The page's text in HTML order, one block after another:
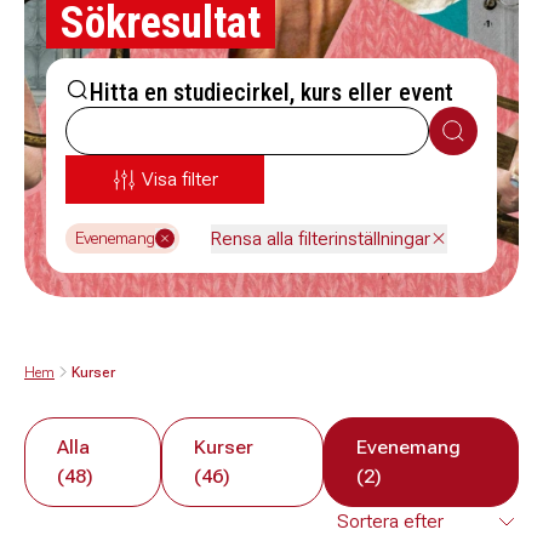
Sökresultat
Hitta en studiecirkel, kurs eller event
Sök
Visa filter
Evenemang Rensa alla filterinställningar
Hem Kurser
Alla
(48)
Kurser
(46)
Evenemang
(2)